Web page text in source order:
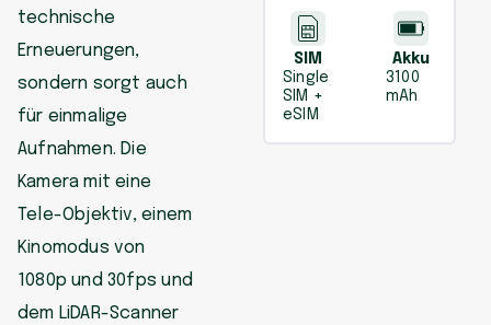
technische
Erneuerungen,
sondern sorgt auch
für einmalige
Aufnahmen. Die
Kamera mit eine
Tele-Objektiv, einem
Kinomodus von
1080p und 30fps und
dem LiDAR-Scanner
SIM
Single
SIM +
eSIM
Akku
3100
mAh